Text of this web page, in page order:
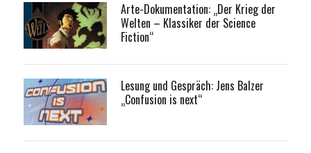
Arte-Dokumentation: „Der Krieg der
Welten – Klassiker der Science
Fiction“
Lesung und Gespräch: Jens Balzer
„Confusion is next“